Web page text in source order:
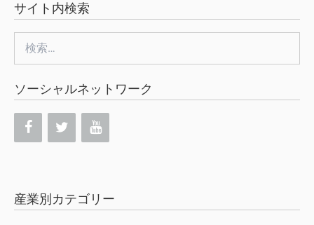
サイト内検索
索:
ソーシャルネットワーク
産業別カテゴリー